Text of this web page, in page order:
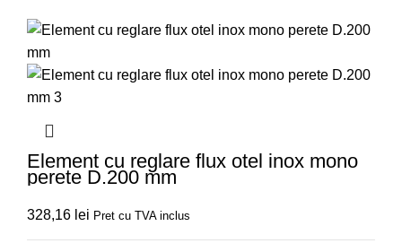
Element cu reglare flux otel inox mono
perete D.200 mm
328,16 lei Pret cu TVA inclus